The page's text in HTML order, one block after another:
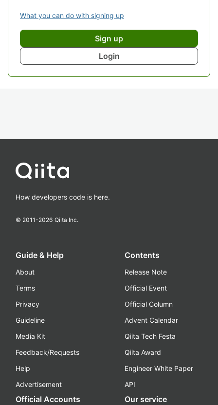
What you can do with signing up
Sign up
Login
How developers code is here.
© 2011-2026 Qiita Inc.
Guide & Help
About
Terms
Privacy
Guideline
Media Kit
Feedback/Requests
Help
Advertisement
Contents
Release Note
Official Event
Official Column
Advent Calendar
Qiita Tech Festa
Qiita Award
Engineer White Paper
API
Official Accounts Our service